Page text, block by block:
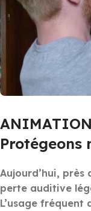
Protégeons
Aujourd’hui, près
perte auditive
L’usage fréquent